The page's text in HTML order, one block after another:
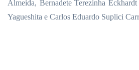
Almeida, Bernadete Terezinha
Yagueshita e Carlos Eduardo Suplici